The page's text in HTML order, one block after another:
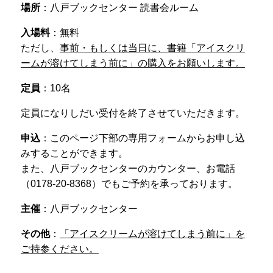
場所：八戸ブックセンター 読書会ルーム
入場料：無料
ただし、 事前・もしくは当日に、書籍「アイスクリ
ームが溶けてしまう前に」の購入をお願いします。
定員 ：10名
定員になりしだい受付を終了させていただきます。
申込：このページ下部の専用フォームからお申し込
みすることができます。
また、八戸ブックセンターのカウンター、お電話
（0178-20-8368）でもご予約を承っております。
主催：八戸ブックセンター
その他：
「アイスクリームが溶けてしまう前に」を
ご持参ください。